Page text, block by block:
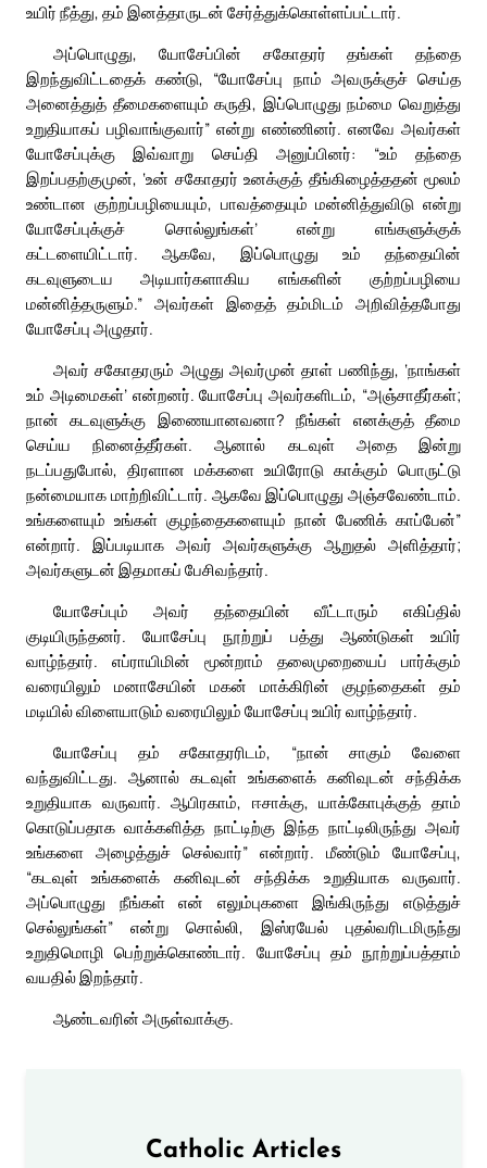
உயிர் நீத்து, தம் இனத்தாருடன் சேர்த்துக்கொள்ளப்பட்டார்.
அப்பொழுது, யோசேப்பின் சகோதரர் தங்கள் தந்தை
இறந்துவிட்டதைக் கண்டு, “யோசேப்பு நாம் அவருக்குச் செய்த
அனைத்துத் தீமைகளையும் கருதி, இப்பொழுது நம்மை வெறுத்து
உறுதியாகப் பழிவாங்குவார்” என்று எண்ணினர். எனவே அவர்கள்
யோசேப்புக்கு இவ்வாறு செய்தி அனுப்பினர்: “உம் தந்தை
இறப்பதற்குமுன், ‘உன் சகோதரர் உனக்குத் தீங்கிழைத்ததன் மூலம்
உண்டான குற்றப்பழியையும், பாவத்தையும் மன்னித்துவிடு என்று
யோசேப்புக்குச் சொல்லுங்கள்’ என்று எங்களுக்குக்
கட்டளையிட்டார். ஆகவே, இப்பொழுது உம் தந்தையின்
கடவுளுடைய அடியார்களாகிய எங்களின் குற்றப்பழியை
மன்னித்தருளும்.” அவர்கள் இதைத் தம்மிடம் அறிவித்தபோது
யோசேப்பு அழுதார்.
அவர் சகோதரரும் அழுது அவர்முன் தாள் பணிந்து, ‘நாங்கள்
உம் அடிமைகள்’ என்றனர். யோசேப்பு அவர்களிடம், “அஞ்சாதீர்கள்;
நான் கடவுளுக்கு இணையானவனா? நீங்கள் எனக்குத் தீமை
செய்ய நினைத்தீர்கள். ஆனால் கடவுள் அதை இன்று
நடப்பதுபோல், திரளான மக்களை உயிரோடு காக்கும் பொருட்டு
நன்மையாக மாற்றிவிட்டார். ஆகவே இப்பொழுது அஞ்சவேண்டாம்.
உங்களையும் உங்கள் குழந்தைகளையும் நான் பேணிக் காப்பேன்”
என்றார். இப்படியாக அவர் அவர்களுக்கு ஆறுதல் அளித்தார்;
அவர்களுடன் இதமாகப் பேசிவந்தார்.
யோசேப்பும் அவர் தந்தையின் வீட்டாரும் எகிப்தில்
குடியிருந்தனர். யோசேப்பு நூற்றுப் பத்து ஆண்டுகள் உயிர்
வாழ்ந்தார். எப்ராயிமின் மூன்றாம் தலைமுறையைப் பார்க்கும்
வரையிலும் மனாசேயின் மகன் மாக்கிரின் குழந்தைகள் தம்
மடியில் விளையாடும் வரையிலும் யோசேப்பு உயிர் வாழ்ந்தார்.
யோசேப்பு தம் சகோதரரிடம், “நான் சாகும் வேளை
வந்துவிட்டது. ஆனால் கடவுள் உங்களைக் கனிவுடன் சந்திக்க
உறுதியாக வருவார். ஆபிரகாம், ஈசாக்கு, யாக்கோபுக்குத் தாம்
கொடுப்பதாக வாக்களித்த நாட்டிற்கு இந்த நாட்டிலிருந்து அவர்
உங்களை அழைத்துச் செல்வார்” என்றார். மீண்டும் யோசேப்பு,
“கடவுள் உங்களைக் கனிவுடன் சந்திக்க உறுதியாக வருவார்.
அப்பொழுது நீங்கள் என் எலும்புகளை இங்கிருந்து எடுத்துச்
செல்லுங்கள்” என்று சொல்லி, இஸ்ரயேல் புதல்வரிடமிருந்து
உறுதிமொழி பெற்றுக்கொண்டார். யோசேப்பு தம் நூற்றுப்பத்தாம்
வயதில் இறந்தார்.
ஆண்டவரின் அருள்வாக்கு.
Catholic Articles